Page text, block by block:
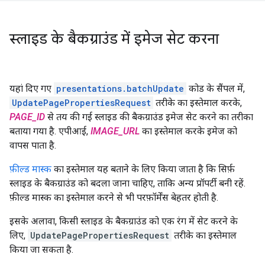
स्लाइड के बैकग्राउंड में इमेज सेट करना
यहां दिए गए presentations.batchUpdate कोड के सैंपल में,
UpdatePagePropertiesRequest तरीके का इस्तेमाल करके,
PAGE_ID से तय की गई स्लाइड की बैकग्राउंड इमेज सेट करने का तरीका
बताया गया है. एपीआई, IMAGE_URL का इस्तेमाल करके इमेज को
वापस पाता है.
फ़ील्ड मास्क का इस्तेमाल यह बताने के लिए किया जाता है कि सिर्फ़
स्लाइड के बैकग्राउंड को बदला जाना चाहिए, ताकि अन्य प्रॉपर्टी बनी रहें.
फ़ील्ड मास्क का इस्तेमाल करने से भी परफ़ॉर्मेंस बेहतर होती है.
इसके अलावा, किसी स्लाइड के बैकग्राउंड को एक रंग में सेट करने के
लिए, UpdatePagePropertiesRequest तरीके का इस्तेमाल
किया जा सकता है.